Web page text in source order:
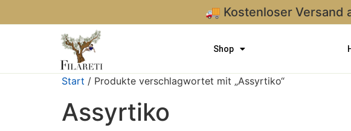
🚚 Kostenloser Versand
Shop
Start / Produkte verschlagwortet mit „Assyrtiko“
Assyrtiko